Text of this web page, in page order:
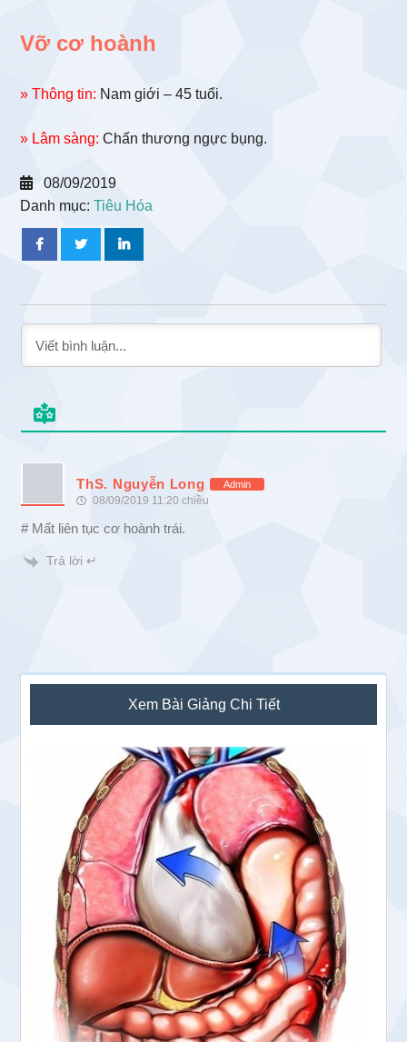
Vỡ cơ hoành
» Thông tin: Nam giới – 45 tuổi.
» Lâm sàng: Chấn thương ngực bụng.
08/09/2019
Danh mục:Tiêu Hóa
ThS. Nguyễn Long Admin
08/09/2019 11:20 chiều
# Mất liên tục cơ hoành trái.
Trả lời ↵
Sidebar
chính
Xem Bài Giảng Chi Tiết